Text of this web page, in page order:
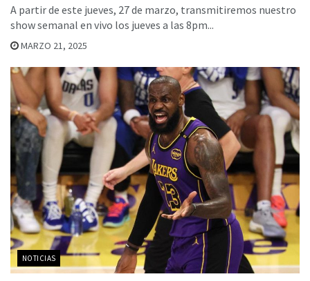
A partir de este jueves, 27 de marzo, transmitiremos nuestro
show semanal en vivo los jueves a las 8pm...
MARZO 21, 2025
NOTICIAS